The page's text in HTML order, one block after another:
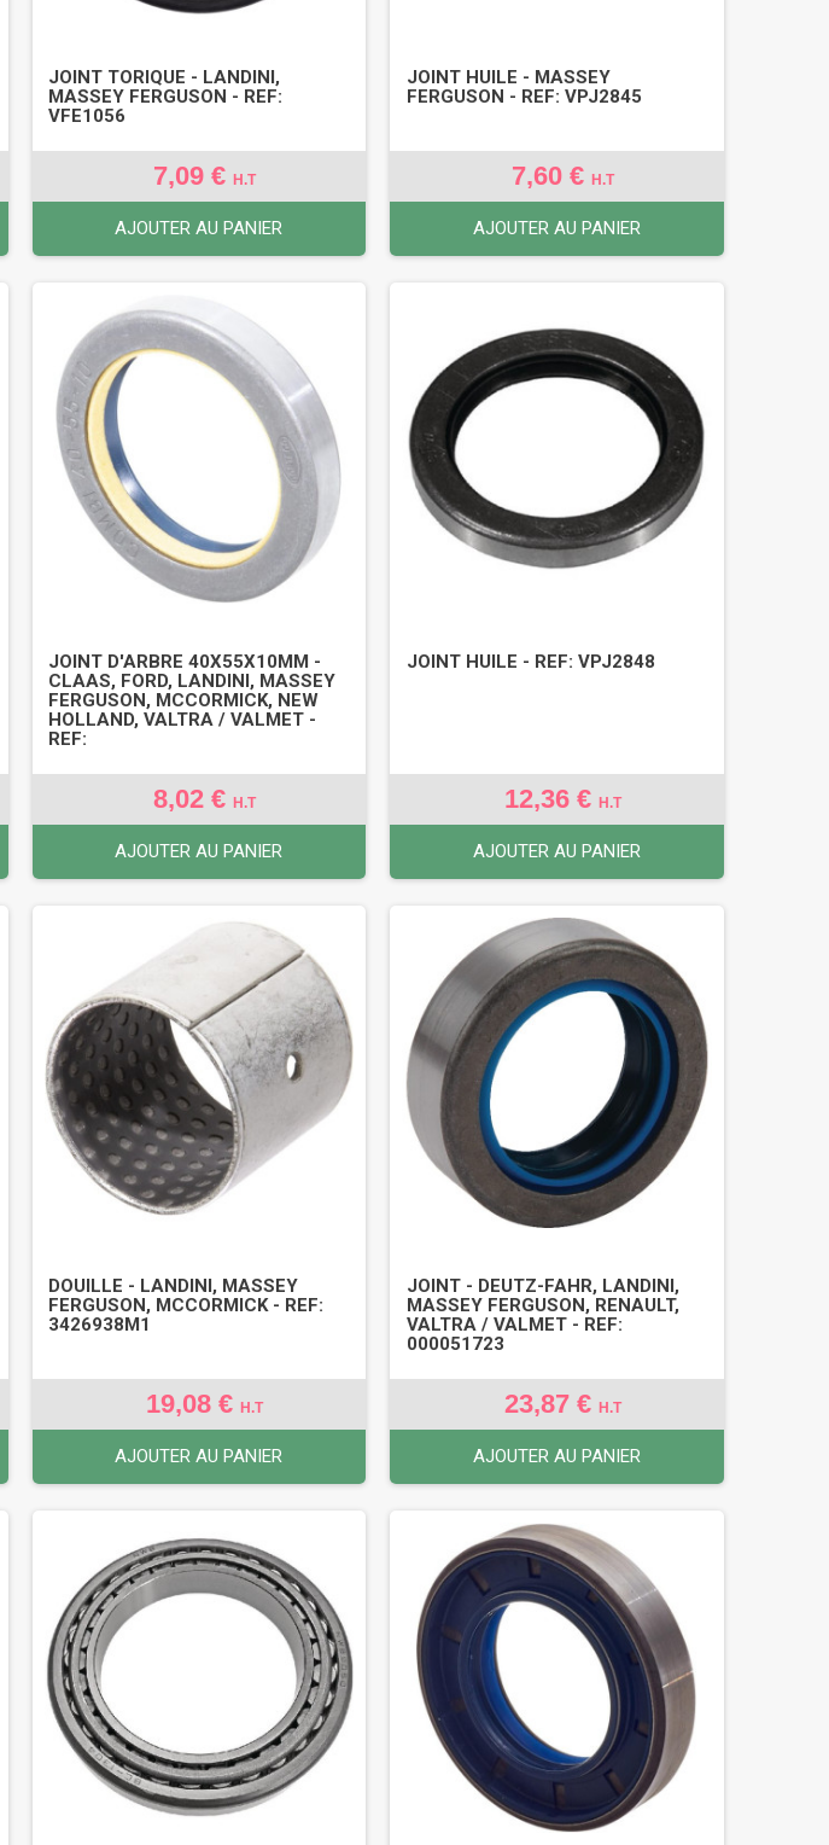
JOINT TORIQUE - LANDINI,
MASSEY FERGUSON - REF:
VFE1056
7,09 €H.T
AJOUTER AU PANIER
JOINT HUILE - MASSEY
FERGUSON - REF: VPJ2845
7,60 €H.T
AJOUTER AU PANIER
JOINT D'ARBRE 40X55X10MM -
CLAAS, FORD, LANDINI, MASSEY
FERGUSON, MCCORMICK, NEW
HOLLAND, VALTRA / VALMET -
REF:
8,02 €H.T
AJOUTER AU PANIER
JOINT HUILE - REF: VPJ2848
12,36 €H.T
AJOUTER AU PANIER
DOUILLE - LANDINI, MASSEY
FERGUSON, MCCORMICK - REF:
3426938M1
19,08 €H.T
AJOUTER AU PANIER
JOINT - DEUTZ-FAHR, LANDINI,
MASSEY FERGUSON, RENAULT,
VALTRA / VALMET - REF:
000051723
23,87 €H.T
AJOUTER AU PANIER